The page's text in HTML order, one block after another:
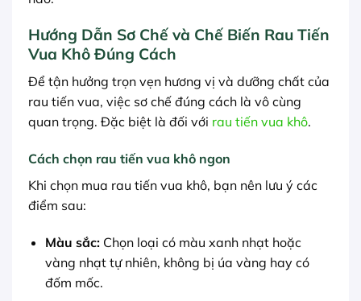
Hướng Dẫn Sơ Chế và Chế Biến Rau Tiến
Vua Khô Đúng Cách
Để tận hưởng trọn vẹn hương vị và dưỡng chất của
rau tiến vua, việc sơ chế đúng cách là vô cùng
quan trọng. Đặc biệt là đối với rau tiến vua khô.
Cách chọn rau tiến vua khô ngon
Khi chọn mua rau tiến vua khô, bạn nên lưu ý các
điểm sau:
Màu sắc:Chọn loại có màu xanh nhạt hoặc
vàng nhạt tự nhiên, không bị úa vàng hay có
đốm mốc.